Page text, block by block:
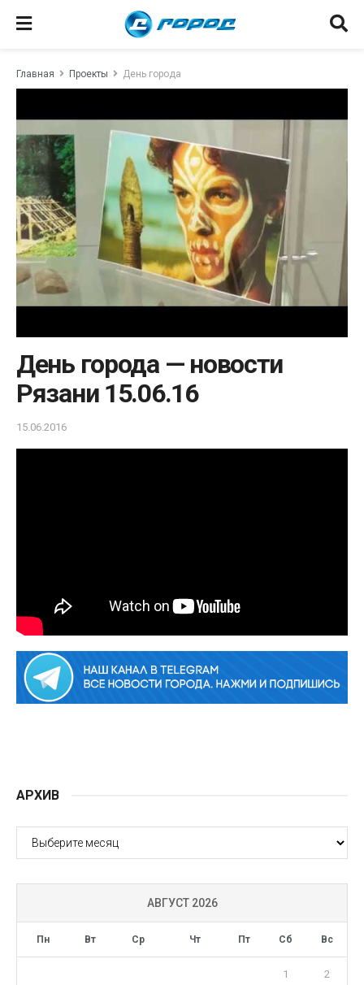
Главная Проекты День города
День города — новости
Рязани 15.06.16
15.06.2016
АРХИВ
АРХИВ
АВГУСТ 2026
Пн Вт Ср Чт Пт Сб Вс
1 2